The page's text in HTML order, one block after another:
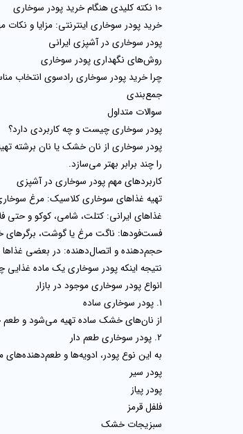
10 نکته کلیدی هنگام خرید پودر سوخاری
خرید پودر سوخاری اینترنتی: مزایا و نکات
پودر سوخاری در آشپزی ایرانی
روش‌های نگهداری پودر سوخاری
چرا خرید پودر سوخاری رادسوی انتخاب
جمع‌بندی
سوالات متداول
پودر سوخاری چیست و چه کاربردی دارد؟
پودر سوخاری از نان خشک یا نان برشته
را چند برابر بهتر می‌سازد.
کاربردهای مهم پودر سوخاری در آشپزی
تهیه غذاهای سوخاری کلاسیک: مرغ
غذاهای ایرانی: کتلت، شامی، کوکو و حتی
فست‌فودها: ناگت مرغ یا گوشت،
حجم‌دهنده و اتصال‌دهنده: در بعضی
نتیجه اینکه پودر سوخاری یک ماده
انواع پودر سوخاری موجود در بازار
۱. پودر سوخاری ساده
از نان‌های خشک ساده تهیه می‌شود و طعم
۲. پودر سوخاری طعم‌ دار
به این نوع پودر، ادویه‌ها و
پودر سیر
پودر پیاز
فلفل قرمز
سبزیجات خشک